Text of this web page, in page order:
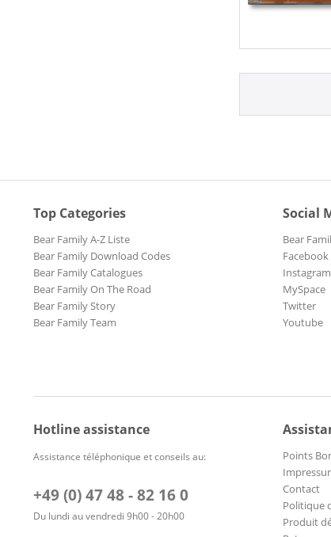
Top Categories
Bear Family A-Z Liste
Bear Family Download Codes
Bear Family Catalogues
Bear Family On The Road
Bear Family Story
Bear Family Team
Social
Bear
Facebook
Instagram
MySpace
Twitter
Youtube
Hotline assistance
Assistance téléphonique et conseils au:
+49 (0) 47 48 - 82 16 0
Du lundi au vendredi 9h00 - 20h00
Points
Contact
Politique
Produit